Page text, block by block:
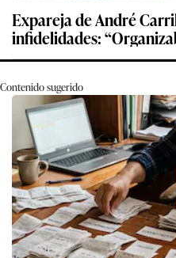
Expareja de André
infidelidades:
Contenido sugerido